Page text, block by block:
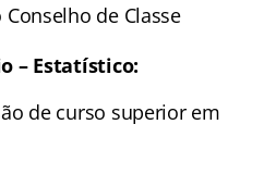
de Classe
– Estatístico:
de curso superior em